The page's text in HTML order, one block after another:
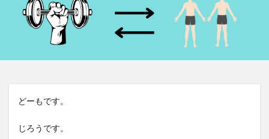
どーもです。
じろうです。